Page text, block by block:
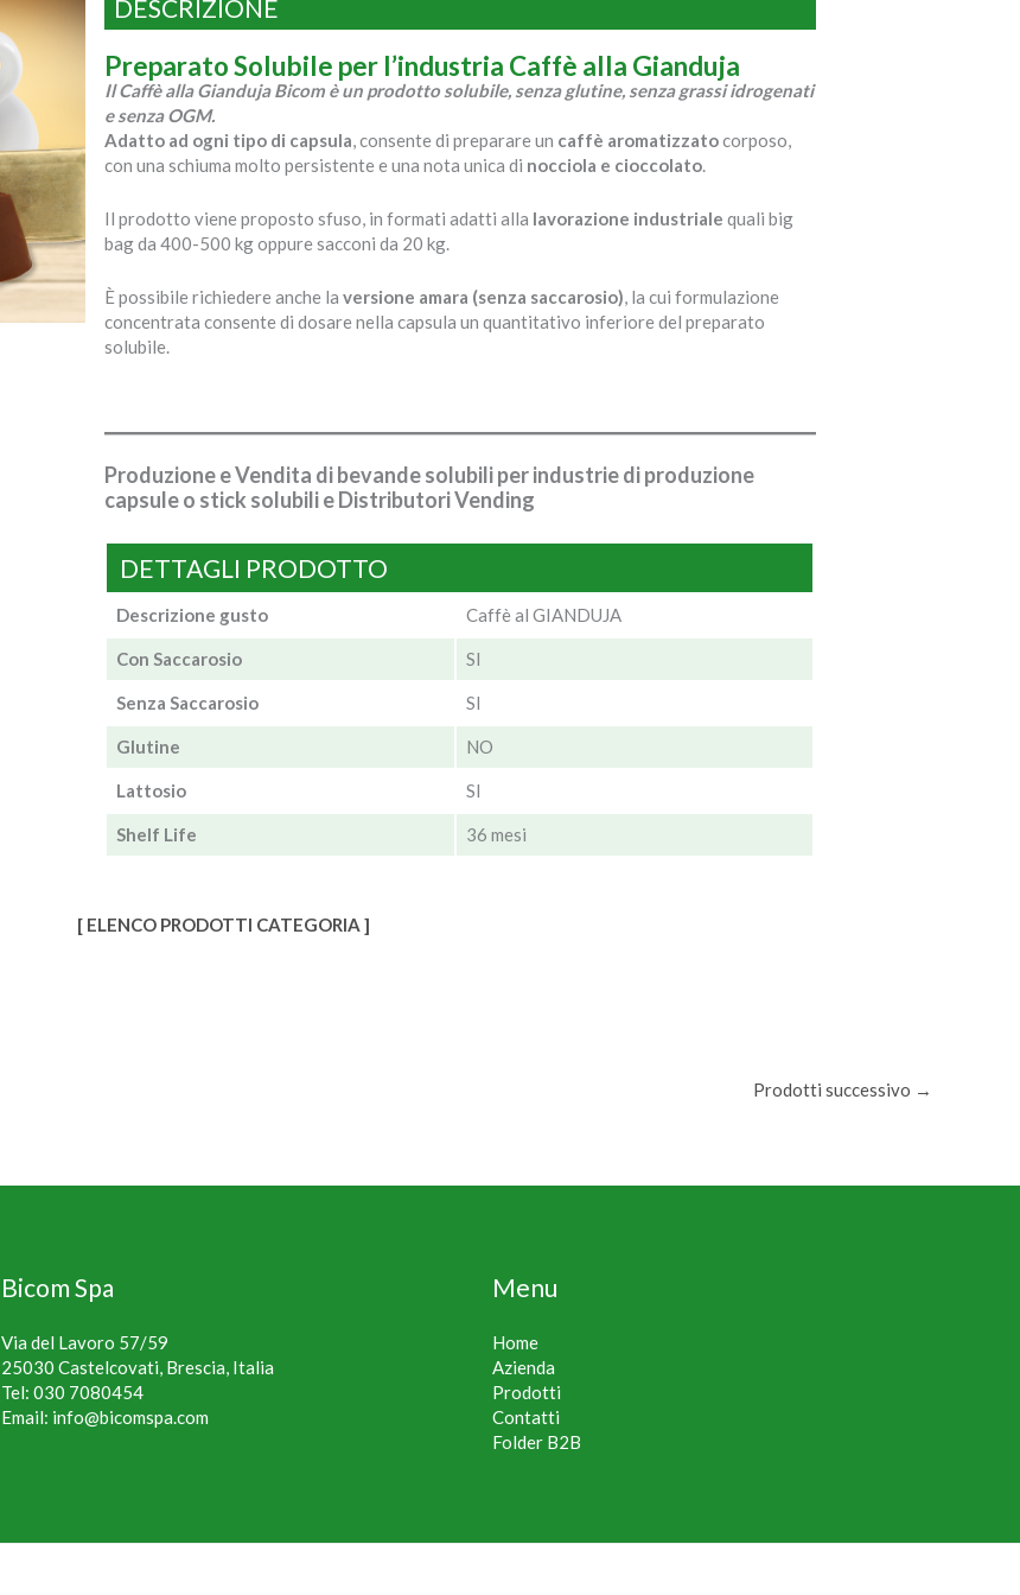
DESCRIZIONE
Preparato Solubile per l’industria Caffè alla Gianduja
Il Caffè alla Gianduja Bicom è un prodotto solubile, senza glutine, senza grassi idrogenati
e senza OGM.
Adatto ad ogni tipo di capsula, consente di preparare un caffè aromatizzatocorposo,
con una schiuma molto persistente e una nota unica di nocciola e cioccolato.
Il prodotto viene proposto sfuso, in formati adatti alla lavorazione industriale quali big
bag da 400-500 kg oppure sacconi da 20 kg.
È possibile richiedere anche la versione amara (senza saccarosio), la cui formulazione
concentrata consente di dosare nella capsula un quantitativo inferiore del preparato
solubile.
Produzione e Vendita dibevande solubiliper industrie di produzione
capsule o stick solubili e Distributori Vending
DETTAGLI PRODOTTO
Descrizione gusto Caffè al GIANDUJA
Con Saccarosio SI
Senza Saccarosio SI
Glutine NO
Lattosio SI
Shelf Life 36 mesi
[ ELENCO PRODOTTI CATEGORIA ]
Prodotti successivo →
Bicom Spa
Via del Lavoro 57/59
25030 Castelcovati, Brescia, Italia
Tel:030 7080454
Email: info@bicomspa.com
Menu
Home
Azienda
Prodotti
Contatti
Folder B2B